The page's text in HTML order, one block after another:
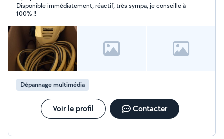
Disponible immédiatement, réactif, très sympa, je conseille à
100% !!
Dépannage multimédia
Voir le profil Contacter